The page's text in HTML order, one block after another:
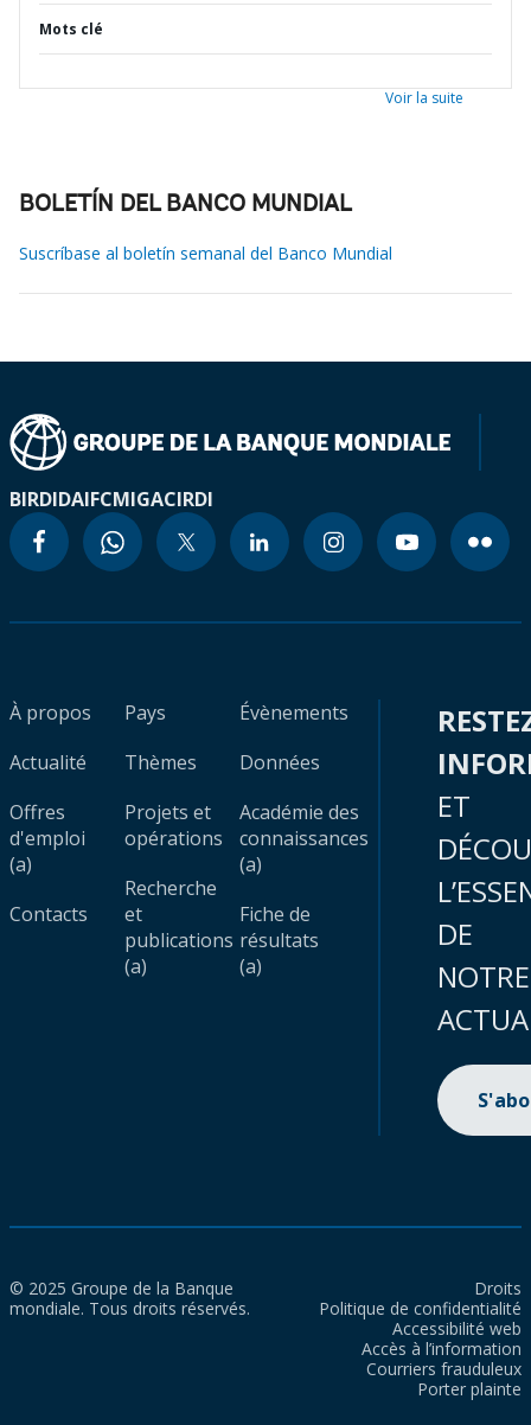
Mots clé
Voir la suite
BOLETÍN DEL BANCO MUNDIAL
Suscríbase al boletín semanal del Banco Mundial
BIRDIDAIFCMIGACIRDI
À propos
Actualité
Offres
d'emploi
(a)
Contacts
Pays
Thèmes
Projets et
opérations
Recherche
et
publications
(a)
Évènements
Données
Académie des
connaissances
(a)
Fiche de
résultats
(a)
ET
DE
NOTRE
© 2025 Groupe de la Banque
mondiale. Tous droits réservés.
Droits
Politique de confidentialité
Accessibilité web
Accès à l’information
Courriers frauduleux
Porter plainte